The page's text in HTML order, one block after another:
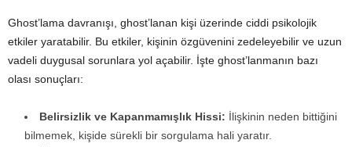
Ghost’lama davranışı, ghost’lanan kişi üzerinde ciddi psikolojik
etkiler yaratabilir. Bu etkiler, kişinin özgüvenini zedeleyebilir ve uzun
vadeli duygusal sorunlara yol açabilir. İşte ghost’lanmanın bazı
olası sonuçları:
Belirsizlik ve Kapanmamışlık Hissi: İlişkinin neden bittiğini
bilmemek, kişide sürekli bir sorgulama hali yaratır.